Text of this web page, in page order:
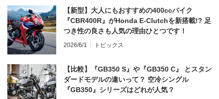
【新型】大人にもおすすめの400ccバイク
『CBR400R』がHonda E-Clutchを新搭載!? 足
つき性の良さも人気の理由ひとつです！
2026/6/1 トピックス
【比較】『GB350 S』や『GB350 C』 とスタン
ダードモデルの違いって？ 空冷シングル
『GB350』シリーズはどれが人気？